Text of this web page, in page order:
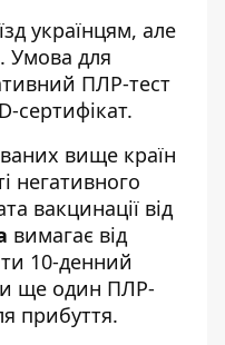
українцям, але
Умова для
ПЛР-тест
сертифікат.
вище країн
негативного
вакцинації від
вимагає від
10-денний
ще один ПЛР-
прибуття.